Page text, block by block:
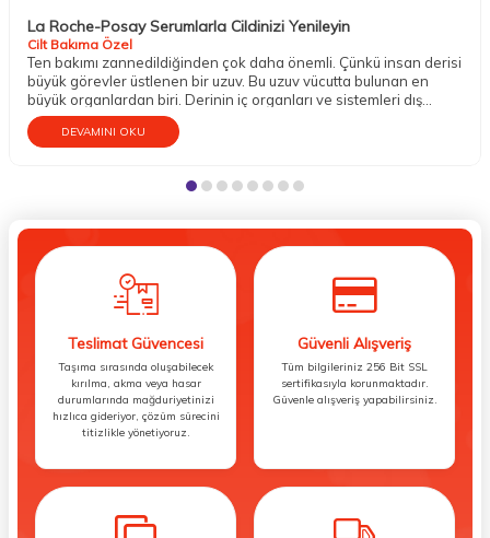
La Roche-Posay Serumlarla Cildinizi Yenileyin
Cilt Bakıma Özel
Ten bakımı zannedildiğinden çok daha önemli. Çünkü insan derisi
büyük görevler üstlenen bir uzuv. Bu uzuv vücutta bulunan en
büyük organlardan biri. Derinin iç organları ve sistemleri dış
etkenlere karşı koruma altına almak gibi mühim bir vazifesi
bulunur. Aynı zamanda temasın gerçekleşmesini; sıcak, soğuk,
bakıma gereksinim duyduğu söylenebilir.
DEVAMINI OKU
Teslimat Güvencesi
Taşıma sırasında oluşabilecek
kırılma, akma veya hasar
durumlarında mağduriyetinizi
hızlıca gideriyor, çözüm sürecini
titizlikle yönetiyoruz.
Güvenli Alışveriş
Tüm bilgileriniz 256 Bit SSL
sertifikasıyla korunmaktadır.
Güvenle alışveriş yapabilirsiniz.